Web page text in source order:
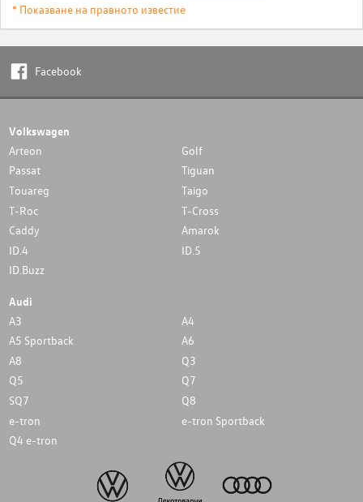
* Показване на правното известие
Facebook
Volkswagen
Arteon
Golf
Passat
Tiguan
Touareg
Taigo
T-Roc
T-Cross
Caddy
Amarok
ID.4
ID.5
ID.Buzz
Audi
A3
A4
A5 Sportback
A6
A8
Q3
Q5
Q7
SQ7
Q8
e-tron
e-tron Sportback
Q4 e-tron